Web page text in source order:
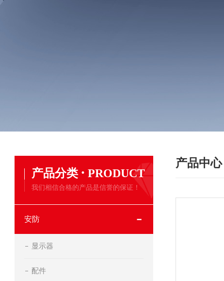
产品分类 · PRODUCT
我们相信合格的产品是信誉的保证！
安防
显示器
配件
产品中心